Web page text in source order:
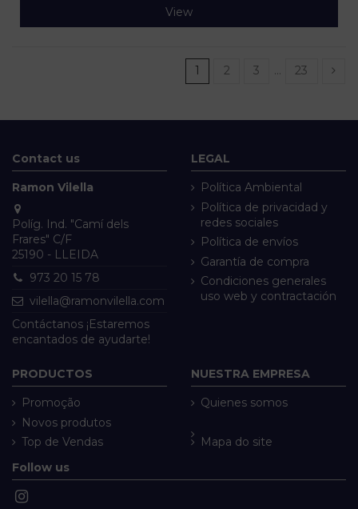
View
1 2 3 … 23
Contact us
Ramon Vilella
Políg. Ind. "Camí dels
Frares" C/F
25190 - LLEIDA
973 20 15 78
vilella@ramonvilella.com
Contáctanos ¡Estaremos
encantados de ayudarte!
LEGAL
Política Ambiental
Política de privacidad y
redes sociales
Política de envíos
Garantía de compra
Condiciones generales
uso web y contractación
PRODUCTOS
Promoção
Novos produtos
Top de Vendas
NUESTRA EMPRESA
Quienes somos
Mapa do site
Follow us